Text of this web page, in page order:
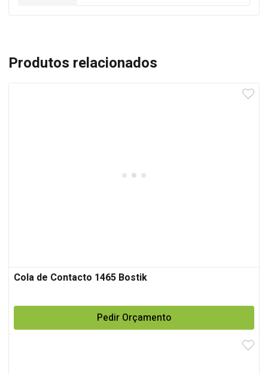
Produtos relacionados
Cola de Contacto 1465 Bostik
Pedir Orçamento